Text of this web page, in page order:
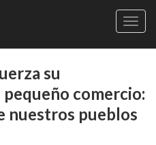
su
comercio:
nuestros pueblos